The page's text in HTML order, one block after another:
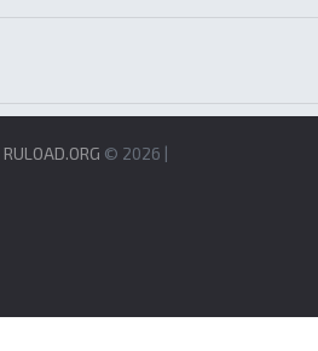
RULOAD.ORG © 2026 |